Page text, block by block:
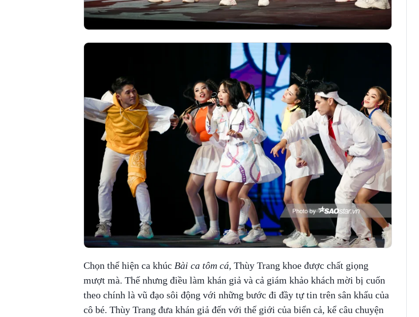
Chọn thể hiện ca khúc Bài ca tôm cá, Thùy Trang khoe được chất giọng
mượt mà. Thế nhưng điều làm khán giả và cả giám khảo khách mời bị cuốn
theo chính là vũ đạo sôi động với những bước đi đầy tự tin trên sân khấu của
cô bé. Thùy Trang đưa khán giả đến với thế giới của biển cả, kể câu chuyện